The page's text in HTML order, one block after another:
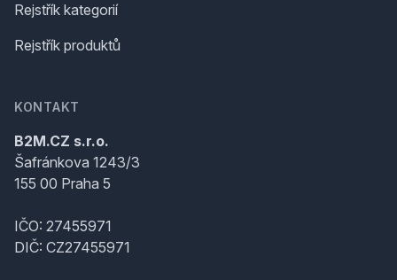
Rejstřík kategorií
Rejstřík produktů
KONTAKT
B2M.CZ s.r.o.
Šafránkova 1243/3
155 00 Praha 5
IČO: 27455971
DIČ: CZ27455971